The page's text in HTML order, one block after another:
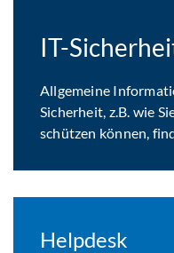
IT-
Allgemeine
Sicherheit, z.B. wie
schützen können,
Helpdesk